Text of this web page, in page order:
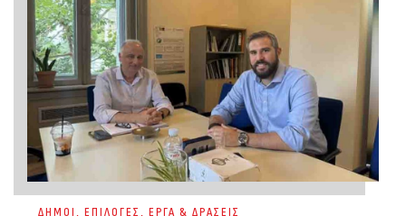
ΔΗΜΟΙ, ΕΠΙΛΟΓΕΣ, ΕΡΓΑ & ΔΡΑΣΕΙΣ